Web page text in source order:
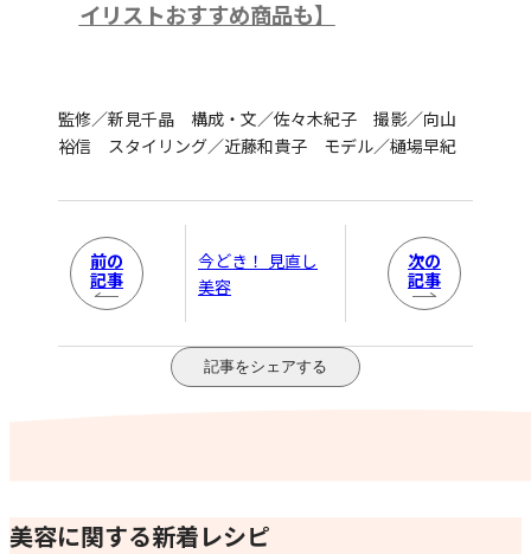
イリストおすすめ商品も】
監修／新見千晶 構成・文／佐々木紀子 撮影／向山
裕信 スタイリング／近藤和貴子 モデル／樋場早紀
前の
記事
今どき！ 見直し
美容
次の
記事
記事をシェアする
美容に関する新着レシピ